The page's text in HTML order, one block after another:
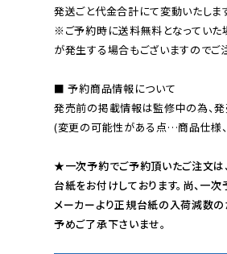
※ご予約時に送料無料となっていた
が発生する場合もございますのでご
■ 予約商品情報について
発売前の掲載情報は監修中の為、発
(変更の可能性がある点…商品仕様、
★一次予約でご予約頂いたご注文は
台紙をお付けしております。尚、一
メーカーより正規台紙の入荷減数の
予めご了承下さいませ。